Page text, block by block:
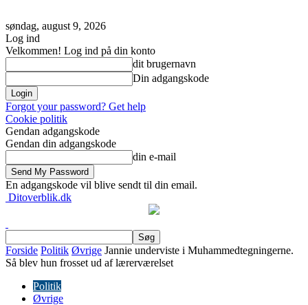
søndag, august 9, 2026
Log ind
Velkommen! Log ind på din konto
dit brugernavn
Din adgangskode
Forgot your password? Get help
Cookie politik
Gendan adgangskode
Gendan din adgangskode
din e-mail
En adgangskode vil blive sendt til din email.
Ditoverblik.dk
Forside Politik Øvrige Jannie underviste i Muhammedtegningerne.
Så blev hun frosset ud af lærerværelset
Politik
Øvrige